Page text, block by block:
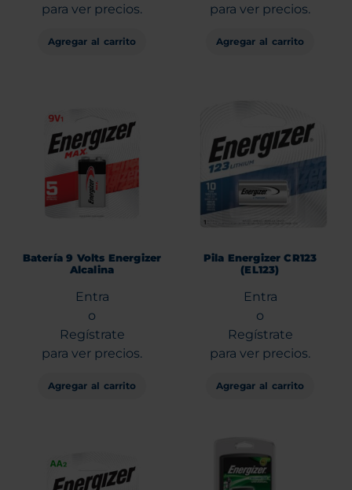
para ver precios.
Agregar al carrito
para ver precios.
Agregar al carrito
Batería 9 Volts Energizer
Alcalina
Entra
o
Regístrate
para ver precios.
Agregar al carrito
Pila Energizer CR123
(EL123)
Entra
o
Regístrate
para ver precios.
Agregar al carrito